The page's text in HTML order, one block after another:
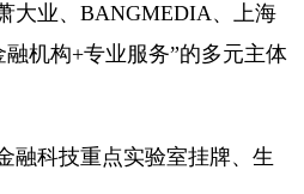
大业、BANGMEDIA、上海
融机构+专业服务”的多元主体
融科技重点实验室挂牌、生